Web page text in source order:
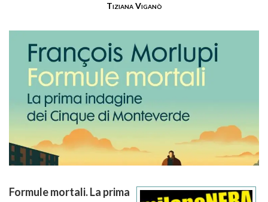
Tiziana Viganò
Formule mortali. La prima